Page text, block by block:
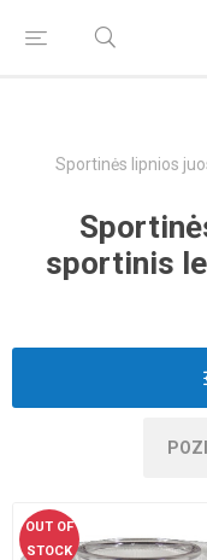
Sportinės lipnios
sportinis
OUT OF
STOCK